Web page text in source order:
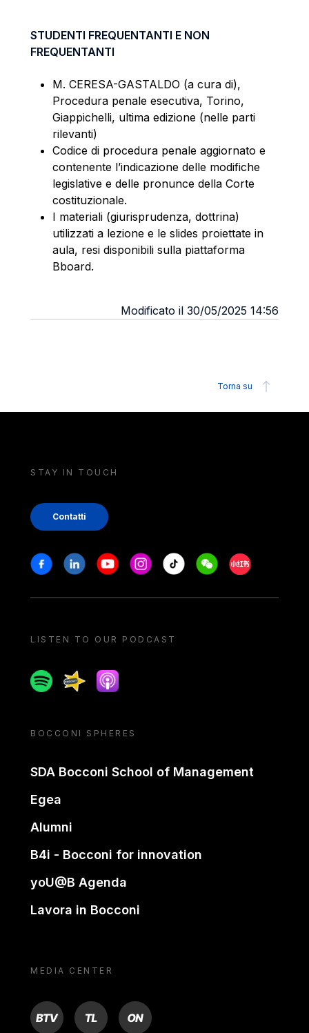
STUDENTI FREQUENTANTI E NON
FREQUENTANTI
M. CERESA-GASTALDO (a cura di),
Procedura penale esecutiva, Torino,
Giappichelli, ultima edizione (nelle parti
rilevanti)
Codice di procedura penale aggiornato e
contenente l’indicazione delle modifiche
legislative e delle pronunce della Corte
costituzionale.
I materiali (giurisprudenza, dottrina)
utilizzati a lezione e le slides proiettate in
aula, resi disponibili sulla piattaforma
Bboard.
Modificato il 30/05/2025 14:56
Torna su
STAY IN TOUCH
Contatti
Stay in touch
FacebookLinkedinYoutubeInstagram
Tiktok WeechatXiaohongshu/
LISTEN TO OUR PODCAST
SpotifySpreakerApple podcast
BOCCONI SPHERES
SDA Bocconi School of Management
Egea
Alumni
B4i - Bocconi for innovation
yoU@B Agenda
Lavora in Bocconi
MEDIA CENTER
BTV TL ON